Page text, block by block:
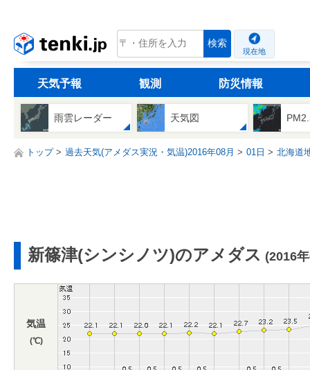
tenki.jp 検索
現在地
天気予報 観測 防災情報
雨雲レーダー 天気図
トップ 過去天気(アメダス実況・気温)2016年08月 01日 北海道
新篠津(シンシノツ)のアメダス (2016
気温
(℃)